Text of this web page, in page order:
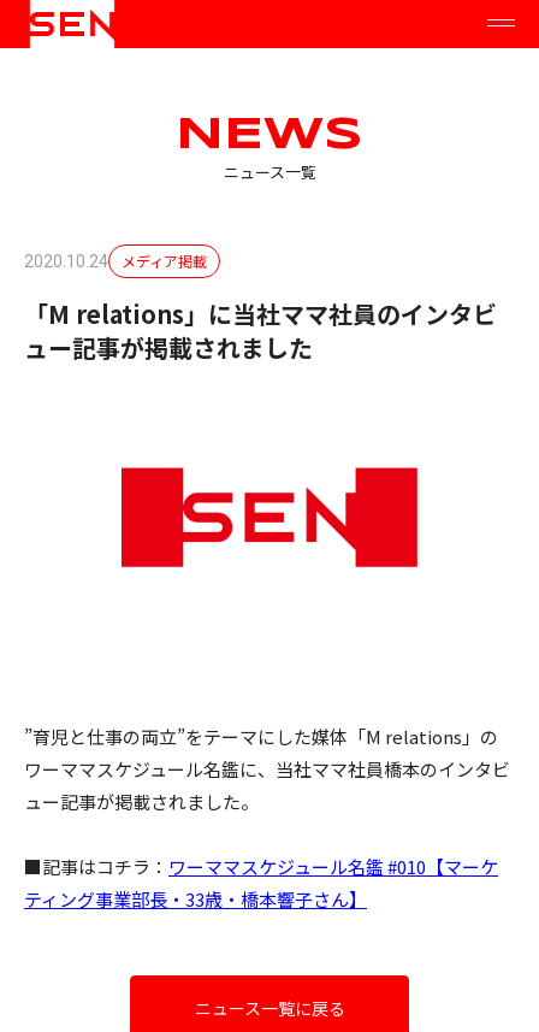
NEWS
ニュース一覧
2020.10.24 メディア掲載
「M relations」に当社ママ社員のインタビ
ュー記事が掲載されました
”育児と仕事の両立”をテーマにした媒体「M relations」の
ワーママスケジュール名鑑に、当社ママ社員橋本のインタビ
ュー記事が掲載されました。
■記事はコチラ： ワーママスケジュール名鑑 #010【マーケ
ティング事業部長・33歳・橋本響子さん】
ニュース一覧に戻る